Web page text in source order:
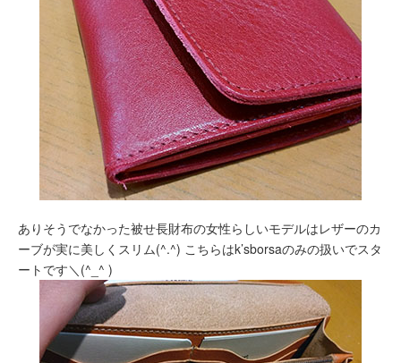
ありそうでなかった被せ長財布の女性らしいモデルはレザーのカ
ーブが実に美しくスリム(^.^) こちらはk’sborsaのみの扱いでスタ
ートです＼(^_^ )